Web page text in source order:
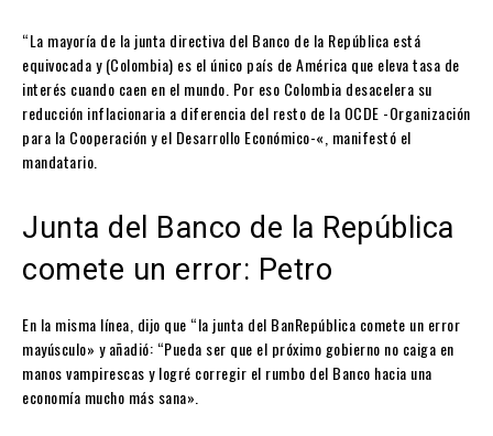
“La mayoría de la junta directiva del Banco de la República está
equivocada y (Colombia) es el único país de América que eleva tasa de
interés cuando caen en el mundo. Por eso Colombia desacelera su
reducción inflacionaria a diferencia del resto de la OCDE -Organización
para la Cooperación y el Desarrollo Económico-«, manifestó el
mandatario.
​Junta del B​anco de la República
comete un error: Petro
En la misma línea, dijo que “la junta del BanRepública comete un error
mayúsculo» y añadió: “Pueda ser que el próximo gobierno no caiga en
manos vampirescas y logré corregir el rumbo del Banco hacia una
economía mucho más sana».